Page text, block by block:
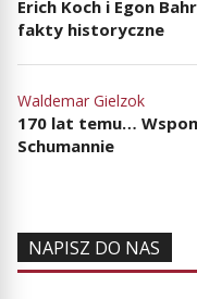
Erich Koch i Egon
fakty historyczne
Waldemar Gielzok
170 lat temu…
Schumannie
NAPISZ DO NAS